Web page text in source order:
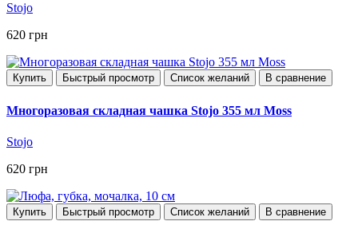
Stojo
620 грн
Купить Быстрый просмотр Список желаний В сравнение
Многоразовая складная чашка Stojo 355 мл Moss
Stojo
620 грн
Купить Быстрый просмотр Список желаний В сравнение